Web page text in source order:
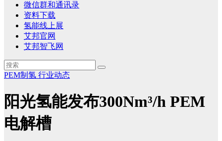
微信群和通讯录
资料下载
氢能线上展
艾邦官网
艾邦智飞网
PEM制氢 行业动态
阳光氢能发布300Nm³/h PEM
电解槽